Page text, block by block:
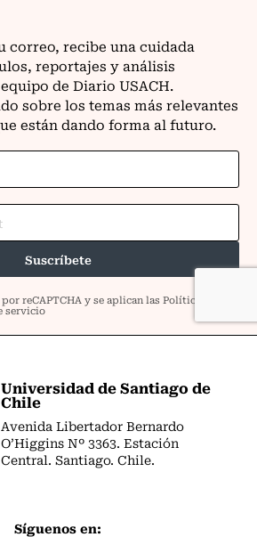
Universidad de Santiago de
Chile
Avenida Libertador Bernardo
O’Higgins Nº 3363. Estación
Central. Santiago. Chile.
Síguenos en: